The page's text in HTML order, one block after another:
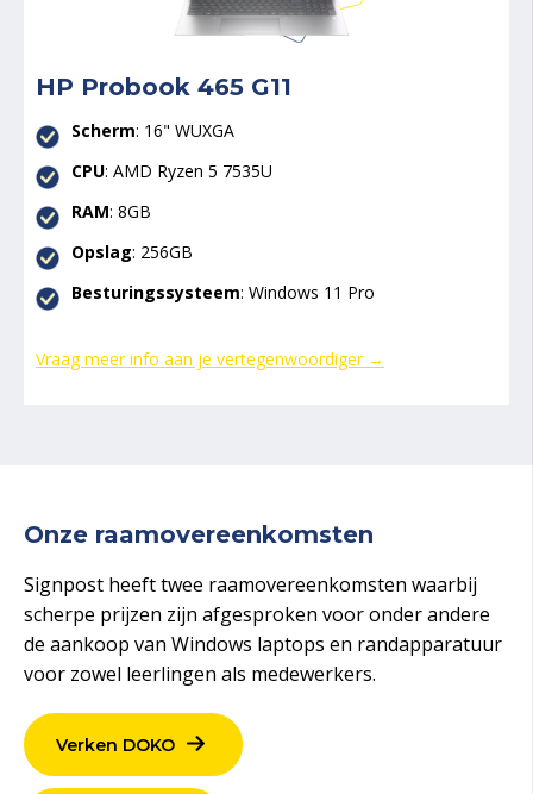
HP Probook 465 G11
Scherm: 16" WUXGA
CPU: AMD Ryzen 5 7535U
RAM: 8GB
Opslag: 256GB
Besturingssysteem: Windows 11 Pro
Vraag meer info aan je vertegenwoordiger →
Onze raamovereenkomsten
Signpost heeft twee raamovereenkomsten waarbij
scherpe prijzen zijn afgesproken voor onder andere
de aankoop van Windows laptops en randapparatuur
voor zowel leerlingen als medewerkers.
Verken DOKO